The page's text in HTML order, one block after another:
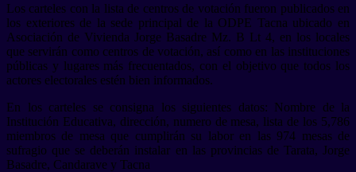
Los carteles con la lista de centros de votación fueron publicados en
los exteriores de la sede principal de la ODPE Tacna ubicado en
Asociación de Vivienda Jorge Basadre Mz. B Lt 4, en los locales
que servirán como centros de votación, así como en las instituciones
públicas y lugares más frecuentados, con el objetivo que todos los
actores electorales estén bien informados.
En los carteles se consigna los siguientes datos: Nombre de la
Institución Educativa, dirección, numero de mesa, lista de los 5,786
miembros de mesa que cumplirán su labor en las 974 mesas de
sufragio que se deberán instalar en las provincias de Tarata, Jorge
Basadre, Candarave y Tacna